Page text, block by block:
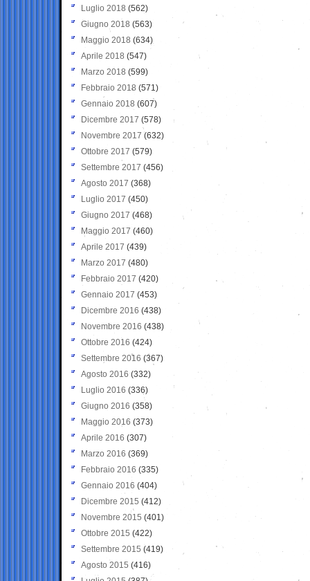
Luglio 2018 (562)
Giugno 2018 (563)
Maggio 2018 (634)
Aprile 2018 (547)
Marzo 2018 (599)
Febbraio 2018 (571)
Gennaio 2018 (607)
Dicembre 2017 (578)
Novembre 2017 (632)
Ottobre 2017 (579)
Settembre 2017 (456)
Agosto 2017 (368)
Luglio 2017 (450)
Giugno 2017 (468)
Maggio 2017 (460)
Aprile 2017 (439)
Marzo 2017 (480)
Febbraio 2017 (420)
Gennaio 2017 (453)
Dicembre 2016 (438)
Novembre 2016 (438)
Ottobre 2016 (424)
Settembre 2016 (367)
Agosto 2016 (332)
Luglio 2016 (336)
Giugno 2016 (358)
Maggio 2016 (373)
Aprile 2016 (307)
Marzo 2016 (369)
Febbraio 2016 (335)
Gennaio 2016 (404)
Dicembre 2015 (412)
Novembre 2015 (401)
Ottobre 2015 (422)
Settembre 2015 (419)
Agosto 2015 (416)